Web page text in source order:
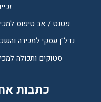
פטנט / אב טיפוס
נדל"ן עסקי למכירה
סטוקים ותכולה
כתבות